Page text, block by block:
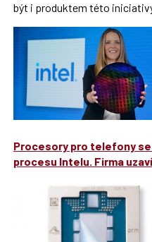
být i produktem této
Procesory pro telefony se
procesu Intelu. Firma